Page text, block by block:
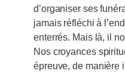
d’organiser ses
jamais réfléchi à
enterrés. Mais là, il
Nos croyances
épreuve, de manière